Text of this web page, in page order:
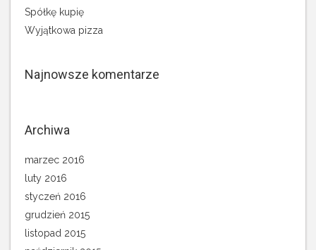
Spółkę kupię
Wyjątkowa pizza
Najnowsze komentarze
Archiwa
marzec 2016
luty 2016
styczeń 2016
grudzień 2015
listopad 2015